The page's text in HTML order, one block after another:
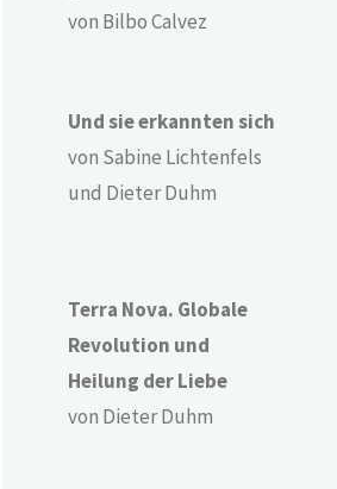
von Bilbo Calvez
Und sie erkannten sich
von Sabine Lichtenfels
und Dieter Duhm
Terra Nova. Globale
Revolution und
Heilung der Liebe
von Dieter Duhm